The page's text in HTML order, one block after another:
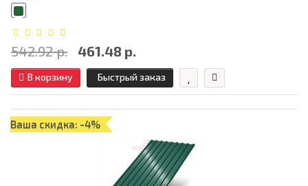
542.92 р. 461.48 р.
В корзину Быстрый заказ
Ваша скидка: -4%